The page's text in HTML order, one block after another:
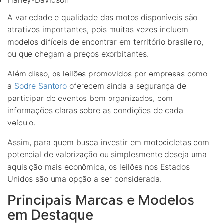
A variedade e qualidade das motos disponíveis são
atrativos importantes, pois muitas vezes incluem
modelos difíceis de encontrar em território brasileiro,
ou que chegam a preços exorbitantes.
Além disso, os leilões promovidos por empresas como
a Sodre Santoro oferecem ainda a segurança de
participar de eventos bem organizados, com
informações claras sobre as condições de cada
veículo.
Assim, para quem busca investir em motocicletas com
potencial de valorização ou simplesmente deseja uma
aquisição mais econômica, os leilões nos Estados
Unidos são uma opção a ser considerada.
Principais Marcas e Modelos
em Destaque